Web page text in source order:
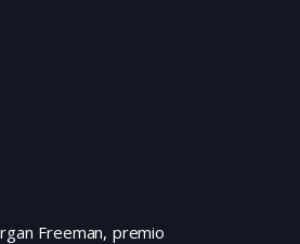
Freeman, premio